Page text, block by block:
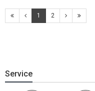
1 2
Service